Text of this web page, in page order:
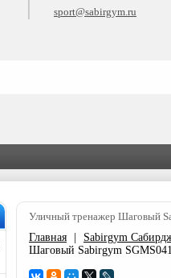
sport@sabirgym.ru
Уличный тренажер Шаговый
Главная
Sabirgym
Шаговый Sabirgym